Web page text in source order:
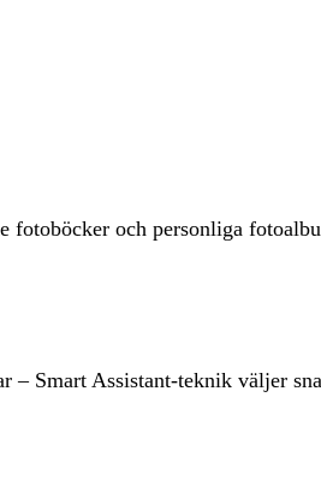
fotoböcker och personliga
– Smart Assistant-teknik väljer